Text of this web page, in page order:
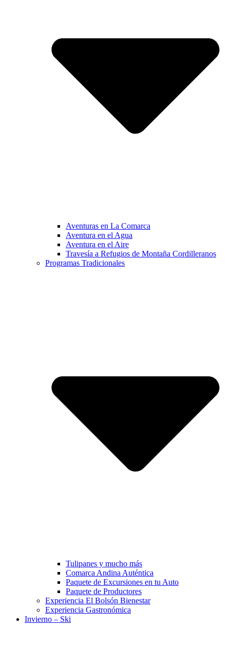
Aventuras en La Comarca
Aventura en el Agua
Aventura en el Aire
Travesía a Refugios de Montaña Cordilleranos
Programas Tradicionales
Tulipanes y mucho más
Comarca Andina Auténtica
Paquete de Excursiones en tu Auto
Paquete de Productores
Experiencia El Bolsón Bienestar
Experiencia Gastronómica
Invierno – Ski